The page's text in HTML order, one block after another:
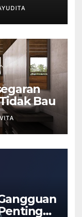
Bau